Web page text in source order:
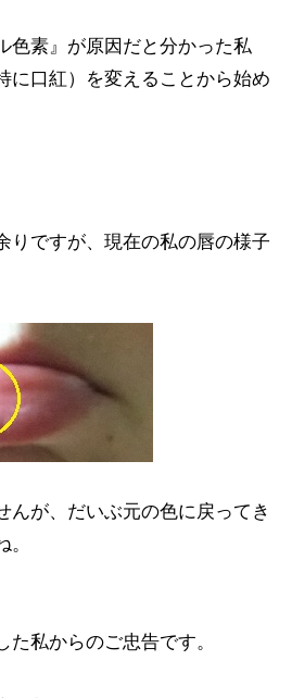
色素』が原因だと分かった私
に口紅）を変えることから始め
りですが、現在の私の唇の様子
んが、だいぶ元の色に戻ってき
私からのご忠告です。